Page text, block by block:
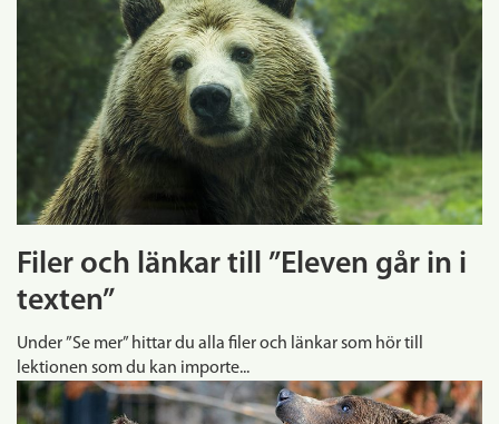
Filer och länkar till ”Eleven går in i
texten”
Under ”Se mer” hittar du alla filer och länkar som hör till
lektionen som du kan importe...